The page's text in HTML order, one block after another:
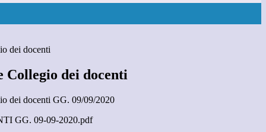
dei docenti
Collegio dei docenti
dei docenti GG. 09/09/2020
GG. 09-09-2020.pdf